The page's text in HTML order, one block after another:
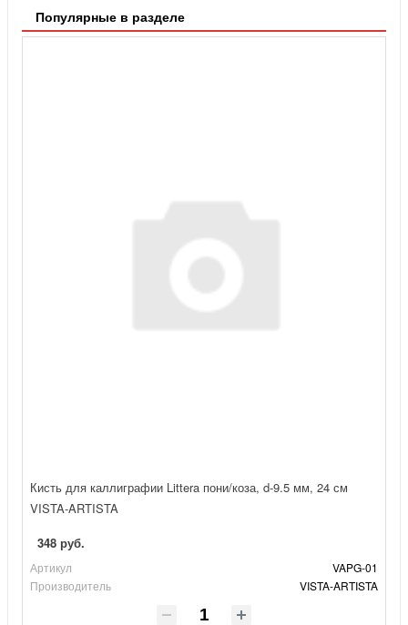
Популярные в разделе
Кисть для каллиграфии Littera пони/коза, d-9.5 мм, 24 см
VISTA-ARTISTA
348 руб.
Артикул
VAPG-01
Производитель
VISTA-ARTISTA